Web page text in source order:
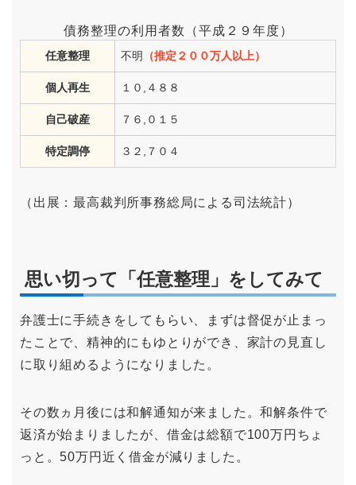
債務整理の利用者数（平成２９年度）
任意整理 不明 （推定２００万人以上）
個人再生 １０,４８８
自己破産 ７６,０１５
特定調停 ３２,７０４
（出展：最高裁判所事務総局による司法統計）
思い切って「任意整理」をしてみて
弁護士に手続きをしてもらい、まずは督促が止まっ
たことで、精神的にもゆとりができ、家計の見直し
に取り組めるようになりました。
その数ヵ月後には和解通知が来ました。和解条件で
返済が始まりましたが、借金は総額で100万円ちょ
っと。50万円近く借金が減りました。